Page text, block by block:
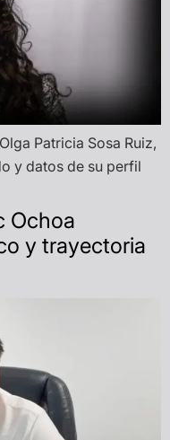
Patricia Sosa Ruiz,
y datos de su perfil
Ochoa
y trayectoria